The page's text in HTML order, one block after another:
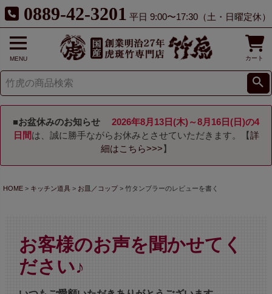
0889-42-3201 平日 9:00〜17:30（土・日曜定休）
MENU カート
■お盆休みのお知らせ
2026年8月13日(木)～8月16日(日)の4
日間は、誠に勝手ながらお休みとさせていただきます。【詳
細はこちら>>> 】
HOME キッチン道具 お皿／コップ 竹タンブラーのレビューを書く
お客様のお声を聞かせてく
ださい♪